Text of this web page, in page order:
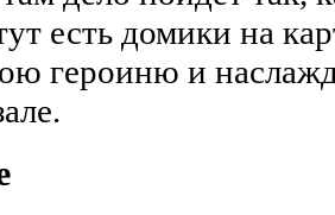
есть домики на
героиню и